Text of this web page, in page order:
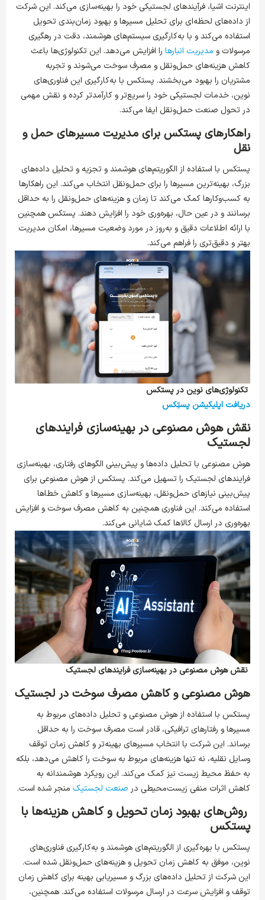
اینترنت اشیا، فرآیندهای لجستیکی خود را بهینه‌سازی می‌کند. این شرکت
از داده‌های لحظه‌ای برای تحلیل مسیرها و بهبود زمان‌بندی تحویل
استفاده می‌کند و با به‌کارگیری سیستم‌های هوشمند، دقت در رهگیری
مرسولات و مدیریت انبارها را افزایش می‌دهد. این تکنولوژی‌ها باعث
کاهش هزینه‌های حمل‌ونقل و مصرف سوخت می‌شوند و تجربه
مشتریان را بهبود می‌بخشند. پستکس با به‌کارگیری این فناوری‌های
نوین، خدمات لجستیکی خود را سریع‌تر و کارآمدتر کرده و نقش مهمی
در تحول صنعت حمل‌ونقل ایفا می‌کند.
راهکارهای پستکس برای مدیریت مسیرهای حمل و
نقل
پستکس با استفاده از الگوریتم‌های هوشمند و تجزیه و تحلیل داده‌های
بزرگ، بهینه‌ترین مسیرها را برای حمل‌ونقل انتخاب می‌کند. این راهکارها
به کسب‌وکارها کمک می‌کند تا زمان و هزینه‌های حمل‌ونقل را به حداقل
برسانند و در عین حال، بهره‌وری خود را افزایش دهند. پستکس همچنین
با ارائه اطلاعات دقیق و به‌روز در مورد وضعیت مسیرها، امکان مدیریت
بهتر و دقیق‌تری را فراهم می‌کند.
تکنولوژی‌های نوین در پستکس
دریافت اپلیکیشن پستِکس
نقش هوش مصنوعی در بهینه‌سازی فرایندهای
لجستیک
هوش مصنوعی با تحلیل داده‌ها و پیش‌بینی الگوهای رفتاری، بهینه‌سازی
فرایندهای لجستیک را تسهیل می‌کند. پستکس از هوش مصنوعی برای
پیش‌بینی نیازهای حمل‌ونقل، بهینه‌سازی مسیرها و کاهش خطاها
استفاده می‌کند. این فناوری همچنین به کاهش مصرف سوخت و افزایش
بهره‌وری در ارسال کالاها کمک شایانی می‌کند.
نقش هوش مصنوعی در بهینه‌سازی فرایندهای لجستیک
هوش مصنوعی و کاهش مصرف سوخت در لجستیک
پستکس با استفاده از هوش مصنوعی و تحلیل داده‌های مربوط به
مسیرها و رفتارهای ترافیکی، قادر است مصرف سوخت را به حداقل
برساند. این شرکت با انتخاب مسیرهای بهینه‌تر و کاهش زمان توقف
وسایل نقلیه، نه تنها هزینه‌های مربوط به سوخت را کاهش می‌دهد، بلکه
به حفظ محیط زیست نیز کمک می‌کند. این رویکرد هوشمندانه به
کاهش اثرات منفی زیست‌محیطی در صنعت لجستیک منجر شده است.
روش‌های بهبود زمان تحویل و کاهش هزینه‌ها با
پستکس
پستکس با بهره‌گیری از الگوریتم‌های هوشمند و به‌کارگیری فناوری‌های
نوین، موفق به کاهش زمان تحویل و هزینه‌های حمل‌ونقل شده است.
این شرکت از تحلیل داده‌های بزرگ و مسیریابی بهینه برای کاهش زمان
توقف و افزایش سرعت در ارسال مرسولات استفاده می‌کند. همچنین،